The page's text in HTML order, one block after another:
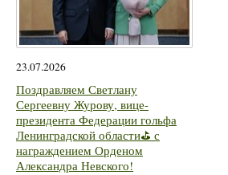
23.07.2026
Поздравляем Светлану
Сергеевну Журову, вице-
президента Федерации гольфа
Ленинградской области⛳ с
награждением Орденом
Александра Невского!